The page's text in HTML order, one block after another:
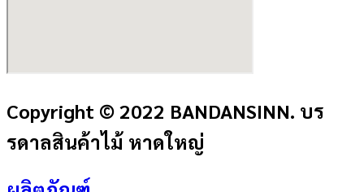
Copyright © 2022 BANDANSINN. บร
รดาลสินค้าไม้ หาดใหญ่